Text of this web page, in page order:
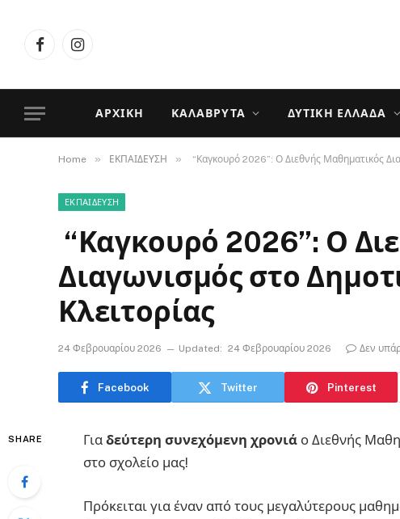
FacebookInstagram
ΑΡΧΙΚΉ ΚΑΛΆΒΡΥΤΑ ΔΥΤΙΚΉ ΕΛΛΆΔΑ
Home » ΕΚΠΑΙΔΕΥΣΗ » “Καγκουρό 2026”: Ο Διεθνής Μαθηματικός
ΕΚΠΑΙΔΕΥΣΗ
“Καγκουρό 2026”: Ο
Διαγωνισμός στο
Κλειτορίας
24 Φεβρουαρίου 2026 Updated: 24 Φεβρουαρίου 2026 Δεν
Facebook Twitter Pinterest
SHARE Για δεύτερη συνεχόμενη χρονιά ο Διεθνής
στο σχολείο μας!
Πρόκειται για έναν από τους μεγαλύτερους